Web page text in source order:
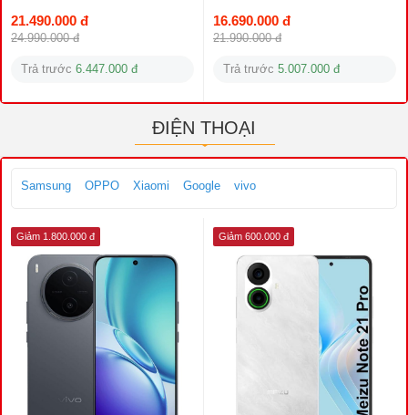
21.490.000 đ
24.990.000 đ
Trả trước 6.447.000 đ
16.690.000 đ
21.990.000 đ
Trả trước 5.007.000 đ
ĐIỆN THOẠI
Samsung OPPO Xiaomi Google vivo
Giảm 1.800.000 đ Giảm 600.000 đ